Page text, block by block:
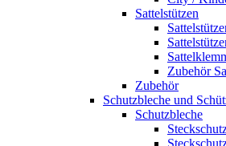
Sattelstützen
Zubehör
Zubehör
Schutzbleche und
Schutzbleche